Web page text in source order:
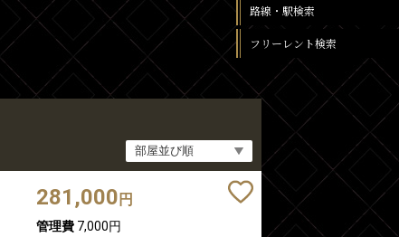
281,000 円
管理費7,000円
路線・駅検索
フリーレント検索